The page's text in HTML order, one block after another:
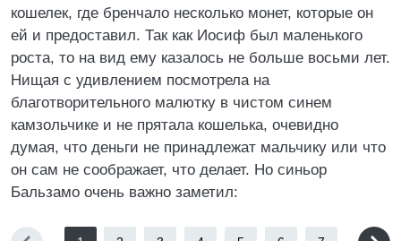
кошелек, где бренчало несколько монет, которые он
ей и предоставил. Так как Иосиф был маленького
роста, то на вид ему казалось не больше восьми лет.
Нищая с удивлением посмотрела на
благотворительного малютку в чистом синем
камзольчике и не прятала кошелька, очевидно
думая, что деньги не принадлежат мальчику или что
он сам не соображает, что делает. Но синьор
Бальзамо очень важно заметил: